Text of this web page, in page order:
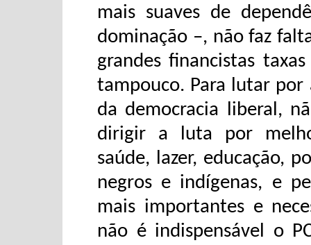
mais suaves de
dominação –, não faz
grandes financistas
tampouco. Para lutar por
da democracia liberal,
dirigir a luta por
saúde, lazer, educação,
negros e indígenas, e
mais importantes e
não é indispensável o